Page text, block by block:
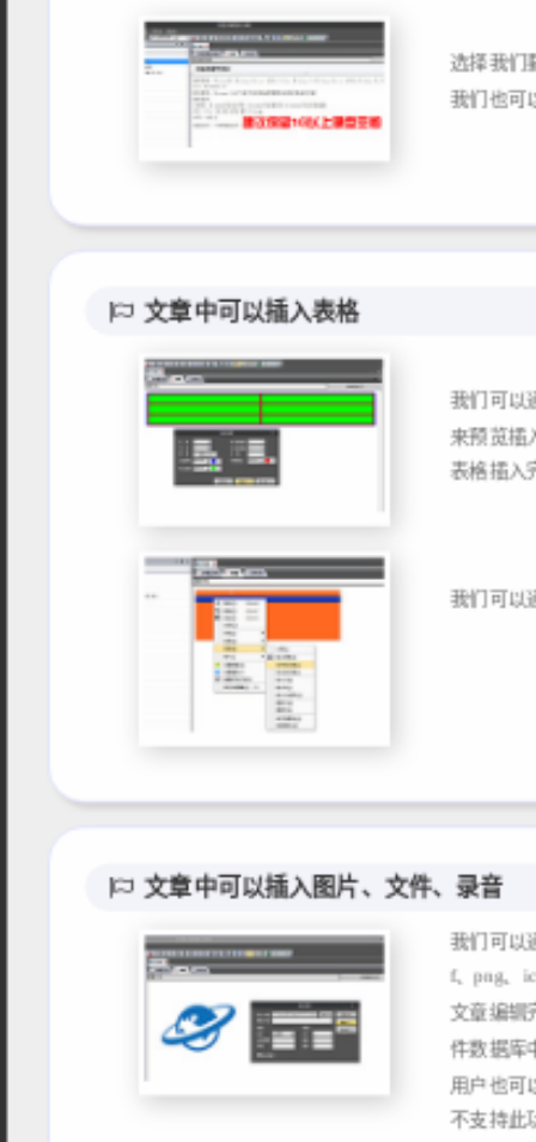
选择我们
文章中可以插入表格
我们可以
来预览插
文章中可以插入图片、文件、录音
我们可以
f、png、
文章编辑
件数据库
用户也可